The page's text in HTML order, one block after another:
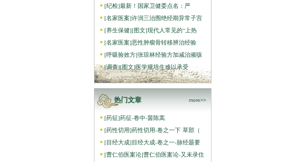
[纪检]最新！国家卫健委点名：严
[名家医案]许润三治围绝经期异常子宫
[养生保健][图文]现代人常见的“上热
[名家医案]恶性肿瘤骨转移辨治经验
[呼吸验效方]张琼林经验方加减治顽咳
[调查][图文]医学规培生难以承受
热门文章 more>>
[药征]药征-卷中-茵陈蒿
[药性切用]药性切用-卷之一下 草部（
[目经大成]目经大成-卷之一-脉经题要
[曹仁伯医案论]曹仁伯医案论-又未录住